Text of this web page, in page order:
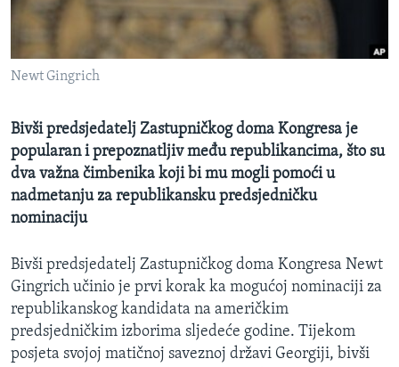
MAGAZIN
O GLASU AMERIKE
PRATITE NAS
Jezici
Newt Gingrich
Bivši predsjedatelj Zastupničkog doma Kongresa je
popularan i prepoznatljiv među republikancima, što su
dva važna čimbenika koji bi mu mogli pomoći u
nadmetanju za republikansku predsjedničku
nominaciju
Bivši predsjedatelj Zastupničkog doma Kongresa Newt
Gingrich učinio je prvi korak ka mogućoj nominaciji za
republikanskog kandidata na američkim
predsjedničkim izborima sljedeće godine. Tijekom
posjeta svojoj matičnoj saveznoj državi Georgiji, bivši